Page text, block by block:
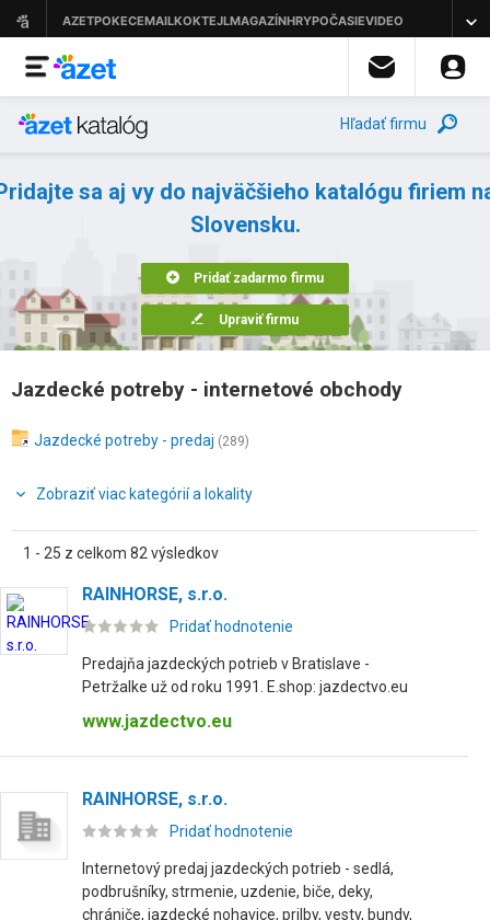
Hľadať firmu
sa aj vy do najväčšieho katalógu firiem
Slovensku.
Pridať zadarmo firmu
Upraviť firmu
Jazdecké potreby - internetové obchody
Jazdecké potreby - predaj (289)
Zobraziť viac kategórií a lokality
1 - 25 z celkom 82 výsledkov
RAINHORSE, s.r.o.
Pridať hodnotenie
Predajňa jazdeckých potrieb v Bratislave -
Petržalke už od roku 1991. E.shop: jazdectvo.eu
www.jazdectvo.eu
RAINHORSE, s.r.o.
Pridať hodnotenie
Internetový predaj jazdeckých potrieb - sedlá,
podbrušníky, strmenie, uzdenie, biče, deky,
chrániče, jazdecké nohavice, prilby, vesty, bundy,